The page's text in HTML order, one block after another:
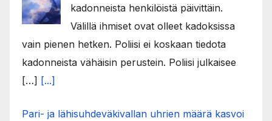
kadonneista henkilöistä päivittäin.
Välillä ihmiset ovat olleet kadoksissa
vain pienen hetken. Poliisi ei koskaan tiedota
kadonneista vähäisin perustein. Poliisi julkaisee
[…] [...]
Pari- ja lähisuhdeväkivallan uhrien määrä kasvoi